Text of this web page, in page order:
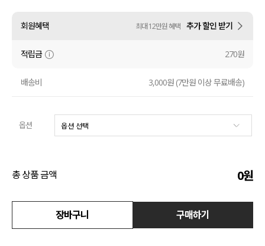
셔츠
원피스
니트
회원혜택 최대 12만원 혜택 추가 할인 받기
적립금 270원
배송비 3,000원 (7만원 이상 무료배송)
옵션
총 상품 금액 0원
장바구니 구매하기